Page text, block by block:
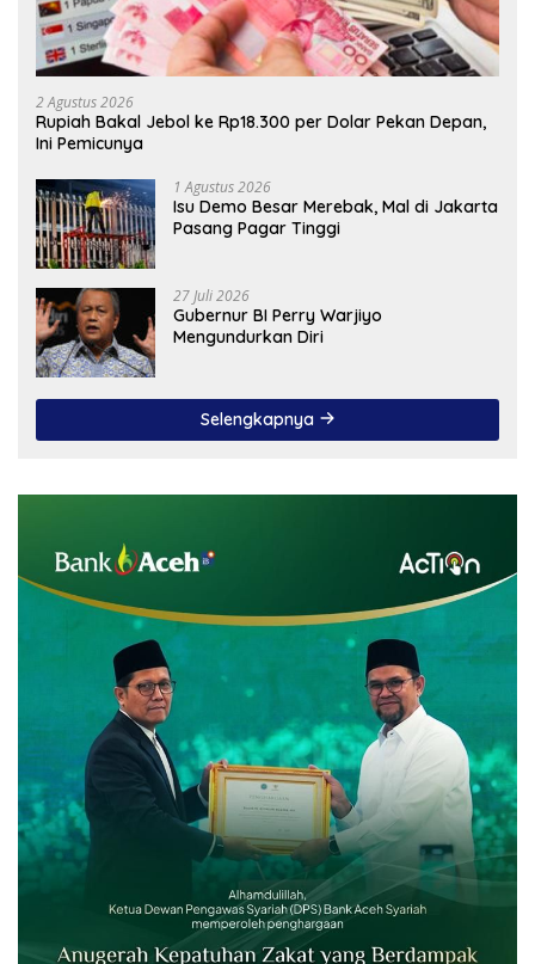
2 Agustus 2026
Rupiah Bakal Jebol ke Rp18.300 per Dolar Pekan Depan,
Ini Pemicunya
1 Agustus 2026
Isu Demo Besar Merebak, Mal di Jakarta
Pasang Pagar Tinggi
27 Juli 2026
Gubernur BI Perry Warjiyo
Mengundurkan Diri
Selengkapnya